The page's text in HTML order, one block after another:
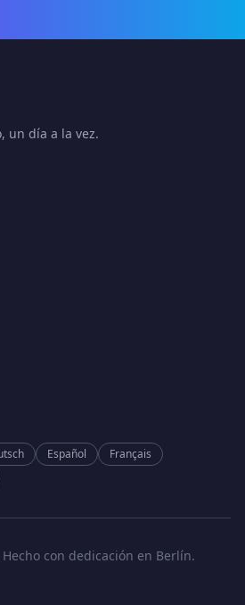
un día a la vez.
Español
Français
con dedicación en Berlín.